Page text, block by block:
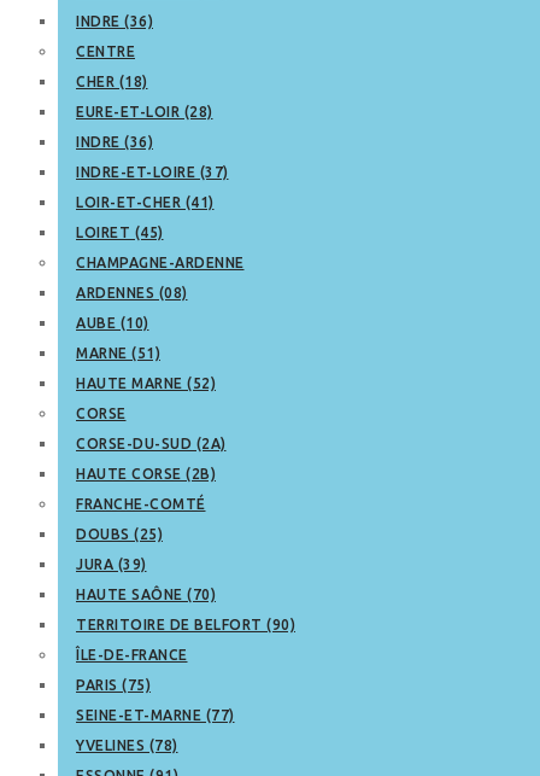
INDRE (36)
CENTRE
CHER (18)
EURE-ET-LOIR (28)
INDRE (36)
INDRE-ET-LOIRE (37)
LOIR-ET-CHER (41)
LOIRET (45)
CHAMPAGNE-ARDENNE
ARDENNES (08)
AUBE (10)
MARNE (51)
HAUTE MARNE (52)
CORSE
CORSE-DU-SUD (2A)
HAUTE CORSE (2B)
FRANCHE-COMTÉ
DOUBS (25)
JURA (39)
HAUTE SAÔNE (70)
TERRITOIRE DE BELFORT (90)
ÎLE-DE-FRANCE
PARIS (75)
SEINE-ET-MARNE (77)
YVELINES (78)